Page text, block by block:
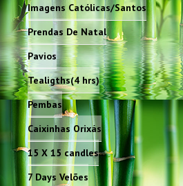
Imagens Católicas/Santos
Prendas De Natal
Pavios
Tealigths(4 hrs)
Pembas
Caixinhas Orixás
15 X 15 candles
7 Days Velões